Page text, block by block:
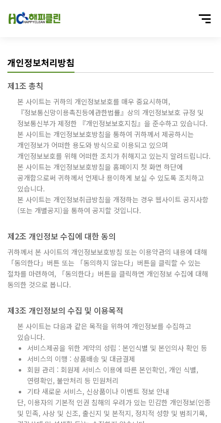
개인정보처리방침
제1조 총칙
본 사이트는 귀하의 개인정보보호를 매우 중요시하며,
『정보통신망이용촉진등에관한법률』상의 개인정보보호 규정 및
정보통신부가 제정한 『개인정보보호지침』을 준수하고 있습니다.
본 사이트는 개인정보보호방침을 통하여 귀하께서 제공하시는
개인정보가 어떠한 용도와 방식으로 이용되고 있으며
개인정보보호를 위해 어떠한 조치가 취해지고 있는지 알려드립니다.
본 사이트는 개인정보보호방침을 홈페이지 첫 화면 하단에
공개함으로써 귀하께서 언제나 용이하게 보실 수 있도록 조치하고
있습니다.
본 사이트는 개인정보취급방침을 개정하는 경우 웹사이트 공지사항
(또는 개별공지)을 통하여 공지할 것입니다.
제2조 개인정보 수집에 대한 동의
귀하께서 본 사이트의 개인정보보호방침 또는 이용약관의 내용에 대해
「동의한다」버튼 또는 「동의하지 않는다」버튼을 클릭할 수 있는
절차를 마련하여, 「동의한다」버튼을 클릭하면 개인정보 수집에 대해
동의한 것으로 봅니다.
제3조 개인정보의 수집 및 이용목적
본 사이트는 다음과 같은 목적을 위하여 개인정보를 수집하고
있습니다.
서비스제공을 위한 계약의 성립 : 본인식별 및 본인의사 확인 등
서비스의 이행 : 상품배송 및 대금결제
회원 관리 : 회원제 서비스 이용에 따른 본인확인, 개인 식별,
연령확인, 불만처리 등 민원처리
기타 새로운 서비스, 신상품이나 이벤트 정보 안내
단, 이용자의 기본적 인권 침해의 우려가 있는 민감한 개인정보(인종
및 민족, 사상 및 신조, 출신지 및 본적지, 정치적 성향 및 범죄기록,